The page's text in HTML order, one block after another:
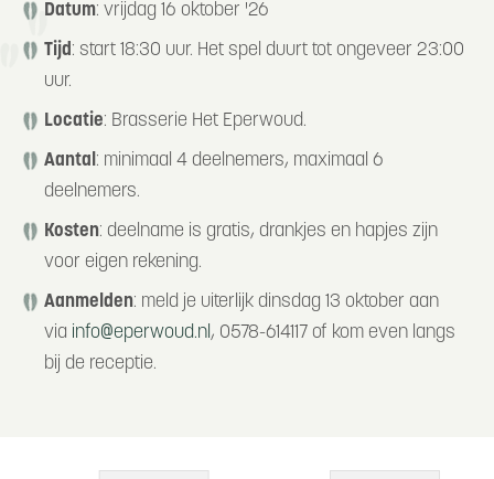
Datum: vrijdag 16 oktober '26
Tijd : start 18:30 uur. Het spel duurt tot ongeveer 23:00
uur.
Locatie: Brasserie Het Eperwoud.
Aantal : minimaal 4 deelnemers, maximaal 6
deelnemers.
Kosten: deelname is gratis, drankjes en hapjes zijn
voor eigen rekening.
Aanmelden: meld je uiterlijk dinsdag 13 oktober aan
via info@eperwoud.nl , 0578-614117 of kom even langs
bij de receptie.